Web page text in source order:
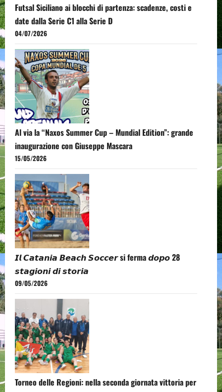
Futsal Siciliano ai blocchi di partenza: scadenze, costi e
date dalla Serie C1 alla Serie D
04/07/2026
Al via la “Naxos Summer Cup – Mundial Edition”: grande
inaugurazione con Giuseppe Mascara
15/05/2026
𝙄𝙡 𝘾𝙖𝙩𝙖𝙣𝙞𝙖 𝘽𝙚𝙖𝙘𝙝 𝙎𝙤𝙘𝙘𝙚𝙧 si ferma 𝙙𝙤𝙥𝙤 28
𝙨𝙩𝙖𝙜𝙞𝙤𝙣𝙞 𝙙𝙞 𝙨𝙩𝙤𝙧𝙞𝙖
09/05/2026
Torneo delle Regioni: nella seconda giornata vittoria per